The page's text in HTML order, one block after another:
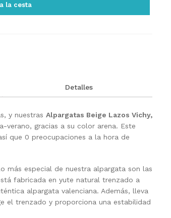
la cesta
Detalles
y nuestras Alpargatas Beige Lazos Vichy,
verano, gracias a su color arena. Este
que 0 preocupaciones a la hora de
más especial de nuestra alpargata son las
fabricada en yute natural trenzado a
alpargata valenciana. Además, lleva
el trenzado y proporciona una estabilidad